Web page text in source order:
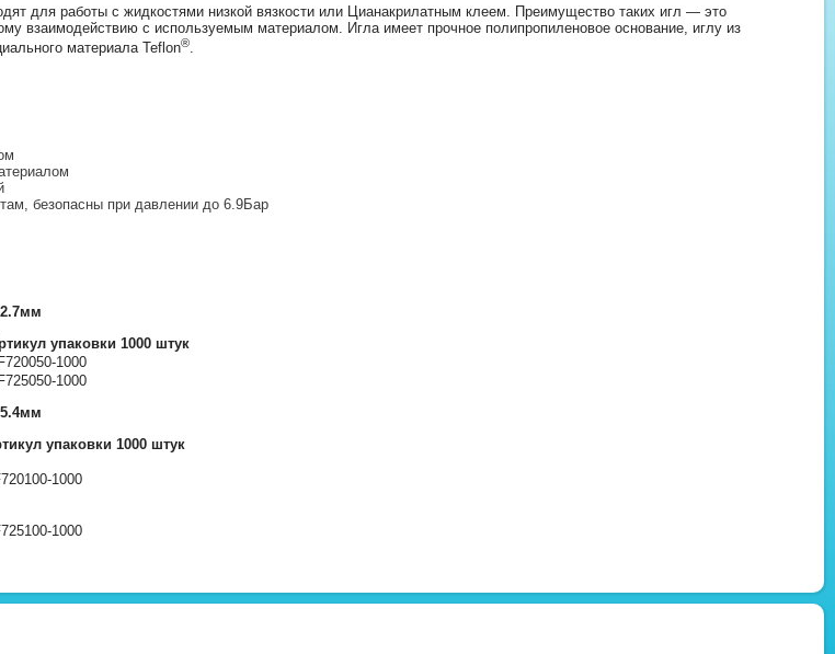
для работы с жидкостями низкой вязкости или Цианакрилатным клеем. Преимущество таких игл — это
взаимодействию с используемым материалом. Игла имеет прочное полипропиленовое основание, иглу из
материала Teflon®.
безопасны при давлении до 6.9Бар
упаковки 1000 штук
1000
1000
упаковки 1000 штук
1000
1000